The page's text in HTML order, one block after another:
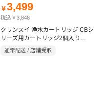
￥3,499
税込￥3,848
クリンスイ 浄水カートリッジ CBシ
リーズ用カートリッジ2個入り
通常配送 / 店舗受取